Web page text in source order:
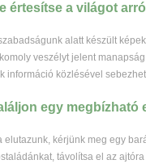
értesítse a világot
alatt készült
veszélyt jelent
információ közlésével
egy megbízható
elutazunk, kérjünk meg egy
távolítsa el az